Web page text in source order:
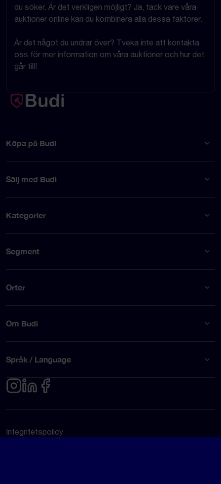
du söker. Är det verkligen möjligt? Ja, tack vare våra
auktioner online kan du kombinera alla dessa faktorer.
Är det något du undrar över? Tveka inte att kontakta
oss för mer information om våra auktioner och hur det
går till!
Köpa på Budi
Sälj med Budi
Kategorier
Segment
Orter
Om Budi
Språk / Language
Integritetspolicy